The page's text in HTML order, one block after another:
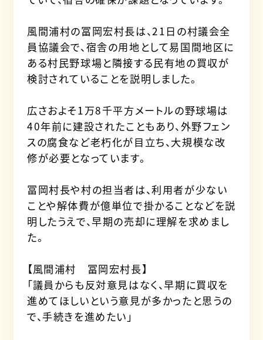
風間浦村の冨岡宏村長は、21日の村議会全
員協議会で、宿舎の用地として易国間地区に
ある村民野球場と隣接する民有地の買収が
検討されていることを説明しました。
広さおよそ1万8千平方メートルの野球場は
40年前に建設されたこともあり、外野フェン
スの腐食など老朽化が目立ち、大規模な改
修が必要となっています。
冨岡村長や村の担当者は、利用者が少ない
ことや解体費が億単位で掛かることなどを説
明したうえで、早期の売却に理解を求めまし
た。
【風間浦村 冨岡宏村長】
「議員からも反対意見はなく、早期に買収を
進めてほしいという意見が多かったと思うの
で、手続きを進めたい」